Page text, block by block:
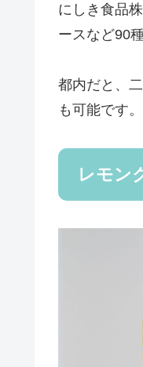
にしき食品
ースなど90
都内だと、
も可能です。
レモン